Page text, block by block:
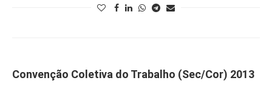
Convenção Coletiva do Trabalho (Sec/Cor) 2013